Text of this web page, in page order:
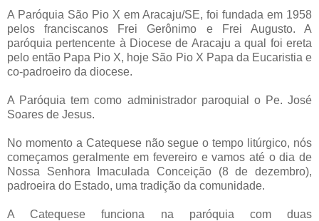
A Paróquia São Pio X em Aracaju/SE, foi fundada em 1958
pelos franciscanos Frei Gerônimo e Frei Augusto. A
paróquia pertencente à Diocese de Aracaju a qual foi ereta
pelo então Papa Pio X, hoje São Pio X Papa da Eucaristia e
co-padroeiro da diocese.
A Paróquia tem como administrador paroquial o Pe. José
Soares de Jesus.
No momento a Catequese não segue o tempo litúrgico, nós
começamos geralmente em fevereiro e vamos até o dia de
Nossa Senhora Imaculada Conceição (8 de dezembro),
padroeira do Estado, uma tradição da comunidade.
A Catequese funciona na paróquia com duas